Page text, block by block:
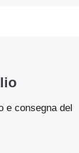
e consegna del